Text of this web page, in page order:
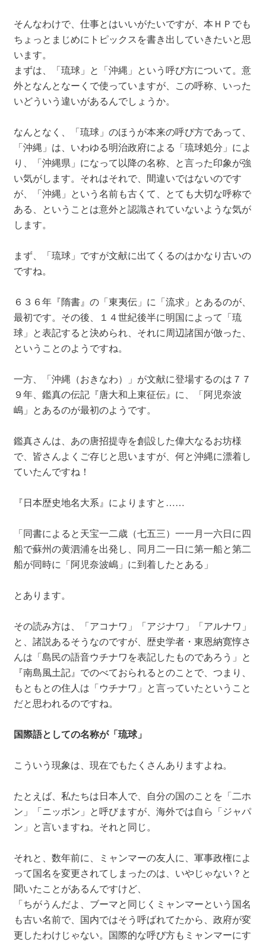
そんなわけで、仕事とはいいがたいですが、本ＨＰでも
ちょっとまじめにトピックスを書き出していきたいと思
います。
まずは、「琉球」と「沖縄」という呼び方について。意
外となんとなーくで使っていますが、この呼称、いった
いどういう違いがあるんでしょうか。
なんとなく、「琉球」のほうが本来の呼び方であって、
「沖縄」は、いわゆる明治政府による「琉球処分」によ
り、「沖縄県」になって以降の名称、と言った印象が強
い気がします。それはそれで、間違いではないのです
が、「沖縄」という名前も古くて、とても大切な呼称で
ある、ということは意外と認識されていないような気が
します。
まず、「琉球」ですが文献に出てくるのはかなり古いの
ですね。
６３６年『隋書』の「東夷伝」に「流求」とあるのが、
最初です。その後、１４世紀後半に明国によって「琉
球」と表記すると決められ、それに周辺諸国が倣った、
ということのようですね。
一方、「沖縄（おきなわ）」が文献に登場するのは７７
９年、鑑真の伝記『唐大和上東征伝』に、「阿児奈波
嶋」とあるのが最初のようです。
鑑真さんは、あの唐招提寺を創設した偉大なるお坊様
で、皆さんよくご存じと思いますが、何と沖縄に漂着し
ていたんですね！
『日本歴史地名大系』によりますと……
「同書によると天宝一二歳（七五三）一一月一六日に四
船で蘇州の黄泗浦を出発し、同月二一日に第一船と第二
船が同時に「阿児奈波嶋」に到着したとある」
とあります。
その読み方は、「アコナワ」「アジナワ」「アルナワ」
と、諸説あるそうなのですが、歴史学者・東恩納寛惇さ
んは「島民の語音ウチナワを表記したものであろう」と
『南島風土記』でのべておられるとのことで、つまり、
もともとの住人は「ウチナワ」と言っていたということ
だと思われるのですね。
国際語としての名称が「琉球」
こういう現象は、現在でもたくさんありますよね。
たとえば、私たちは日本人で、自分の国のことを「二ホ
ン」「ニッポン」と呼びますが、海外では自ら「ジャパ
ン」と言いますね。それと同じ。
それと、数年前に、ミャンマーの友人に、軍事政権によ
って国名を変更されてしまったのは、いやじゃない？と
聞いたことがあるんですけど、
「ちがうんだよ、ブーマと同じくミャンマーという国名
も古い名前で、国内ではそう呼ばれてたから、政府が変
更したわけじゃない。国際的な呼び方もミャンマーにす